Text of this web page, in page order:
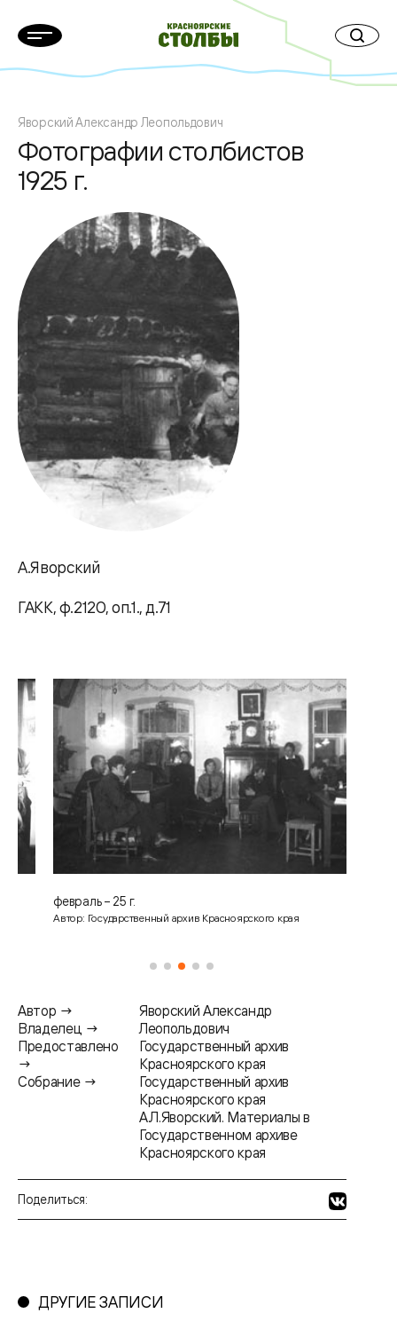
Яворский Александр Леопольдович
Фотографии столбистов
1925 г.
А.Яворский
ГАКК, ф.2120, оп.1., д.71
февраль – 25 г.
Автор: Государственный архив Красноярского края
Автор →
Владелец →
Предоставлено
→
Собрание →
Яворский Александр
Леопольдович
Государственный архив
Красноярского края
Государственный архив
Красноярского края
А.Л.Яворский. Материалы в
Государственном архиве
Красноярского края
Поделиться:
ДРУГИЕ ЗАПИСИ